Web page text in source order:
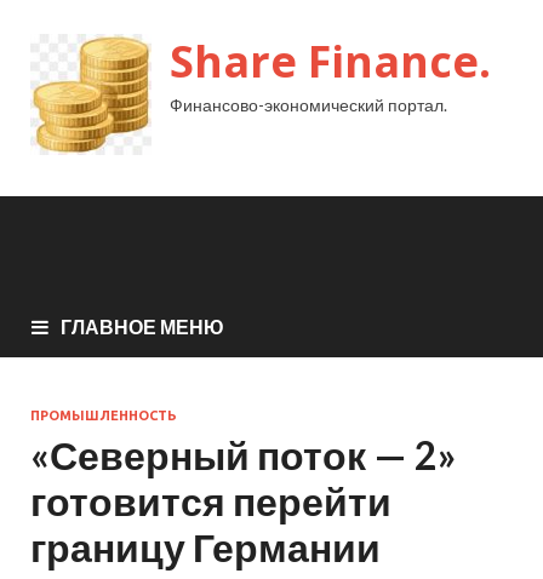
Share Finance.
Финансово-экономический портал.
ГЛАВНОЕ МЕНЮ
ПРОМЫШЛЕННОСТЬ
«Северный поток — 2»
готовится перейти
границу Германии